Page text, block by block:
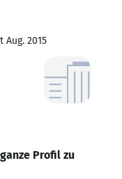
Aug. 2015
Profil zu